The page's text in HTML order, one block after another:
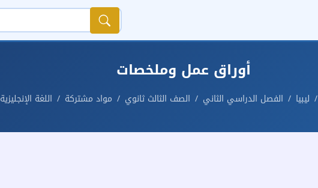
أوراق عمل وملخصات
ليبيا الفصل الدراسي الثاني الصف الثالث ثانوي مواد مشتركة اللغة الإنجليزية